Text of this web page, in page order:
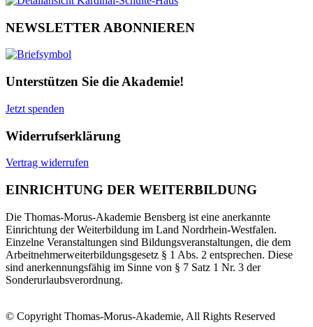
NEWSLETTER ABONNIEREN
Unterstützen Sie die Akademie!
Jetzt spenden
Widerrufserklärung
Vertrag widerrufen
EINRICHTUNG DER WEITERBILDUNG
Die Thomas-Morus-Akademie Bensberg ist eine anerkannte
Einrichtung der Weiterbildung im Land Nordrhein-Westfalen.
Einzelne Veranstaltungen sind Bildungsveranstaltungen, die dem
Arbeitnehmerweiterbildungsgesetz § 1 Abs. 2 entsprechen. Diese
sind anerkennungsfähig im Sinne von § 7 Satz 1 Nr. 3 der
Sonderurlaubsverordnung.
© Copyright Thomas-Morus-Akademie, All Rights Reserved